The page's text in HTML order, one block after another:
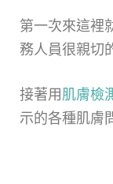
第一次來這裡
務人員很親切
接著用 肌膚檢
示的各種肌膚